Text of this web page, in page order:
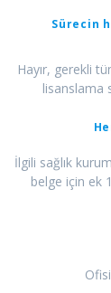
Sürecin
Hayır, gerekli
lisanslama
İlgili sağlık
belge için ek